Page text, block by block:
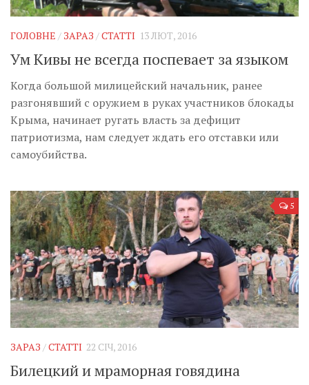
Цитати
Inter/antinational
ГОЛОВНЕ / ЗАРАЗ /СТАТТІ 13 ЛЮТ, 2016
Ум Кивы не всегда поспевает за языком
Когда большой милицейский начальник, ранее
разгонявший с оружием в руках участников блокады
Крыма, начинает ругать власть за дефицит
патриотизма, нам следует ждать его отставки или
самоубийства.
5
ЗАРАЗ /СТАТТІ 22 СІЧ, 2016
Билецкий и мраморная говядина